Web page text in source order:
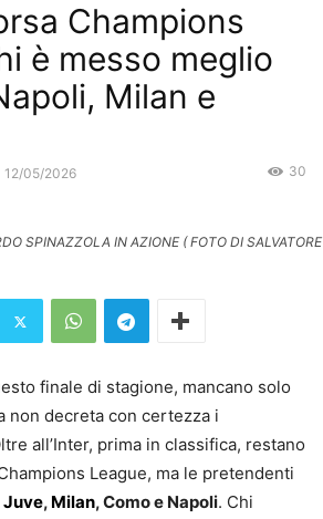
Champions
è messo meglio
Milan e
12/05/2026 30
SPINAZZOLA IN AZIONE ( FOTO DI SALVATORE
finale di stagione, mancano solo
non decreta con certezza i
all’Inter, prima in classifica, restano
League, ma le pretendenti
Juve, Milan, Como e Napoli. Chi